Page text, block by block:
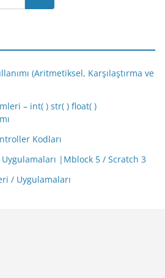
(Aritmetiksel, Karşılaştırma ve
– int( ) str( ) float( )
Kodları
Uygulamaları |Mblock 5 / Scratch 3
/ Uygulamaları